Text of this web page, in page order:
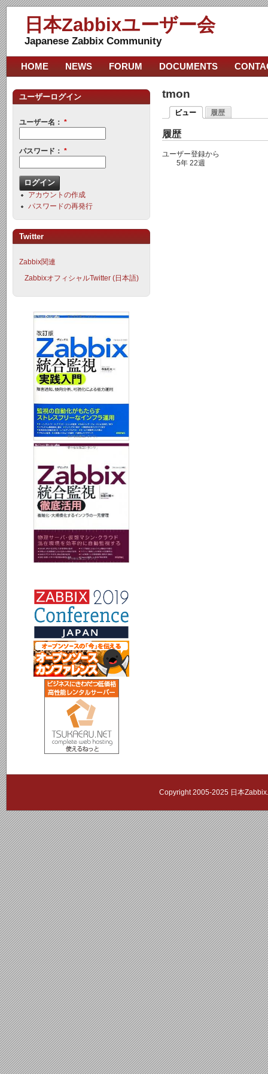
日本Zabbixユーザー会
Japanese Zabbix Community
tmon
ビュー 履歴
履歴
ユーザー登録から
5年 22週
HOME NEWS FORUM DOCUMENTS
ユーザーログイン
ユーザー名： *
パスワード： *
アカウントの作成
パスワードの再発行
Twitter
Zabbix関連
ZabbixオフィシャルTwitter (日本語)
Copyright 2005-2025 日本